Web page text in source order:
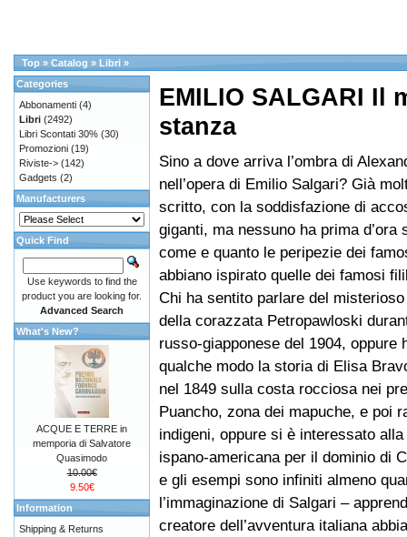
Top » Catalog » Libri »
EMILIO SALGARI Il
stanza
Sino a dove arriva l’ombra di
nell’opera di Emilio Salgari? Già
scritto, con la soddisfazione di
giganti, ma nessuno ha prima d’ora
come e quanto le peripezie dei
abbiano ispirato quelle dei famosi
Chi ha sentito parlare del
della corazzata Petropawloski
russo-giapponese del 1904, oppure
qualche modo la storia di Elisa
nel 1849 sulla costa rocciosa nei
Puancho, zona dei mapuche, e poi
indigeni, oppure si è interessato
ispano-americana per il dominio di
e gli esempi sono infiniti almeno
l’immaginazione di Salgari –
creatore dell’avventura italiana
Categories
Abbonamenti (4)
Libri (2492)
Libri Scontati 30% (30)
Promozioni (19)
Riviste-> (142)
Gadgets (2)
Manufacturers
Quick Find
Use keywords to find the
product you are looking for.
Advanced Search
What's New?
ACQUE E TERRE in
memporia di Salvatore
Quasimodo
10.00€
9.50€
Information
Shipping & Returns